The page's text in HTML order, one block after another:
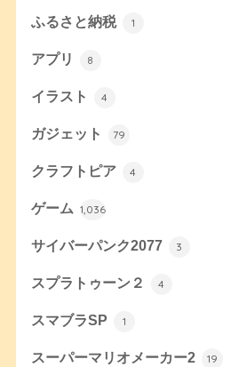
ふるさと納税 1
アプリ 8
イラスト 4
ガジェット 79
クラフトピア 4
ゲーム 1,036
サイバーパンク2077 3
スプラトゥーン２ 4
スマブラSP 1
スーパーマリオメーカー2 19